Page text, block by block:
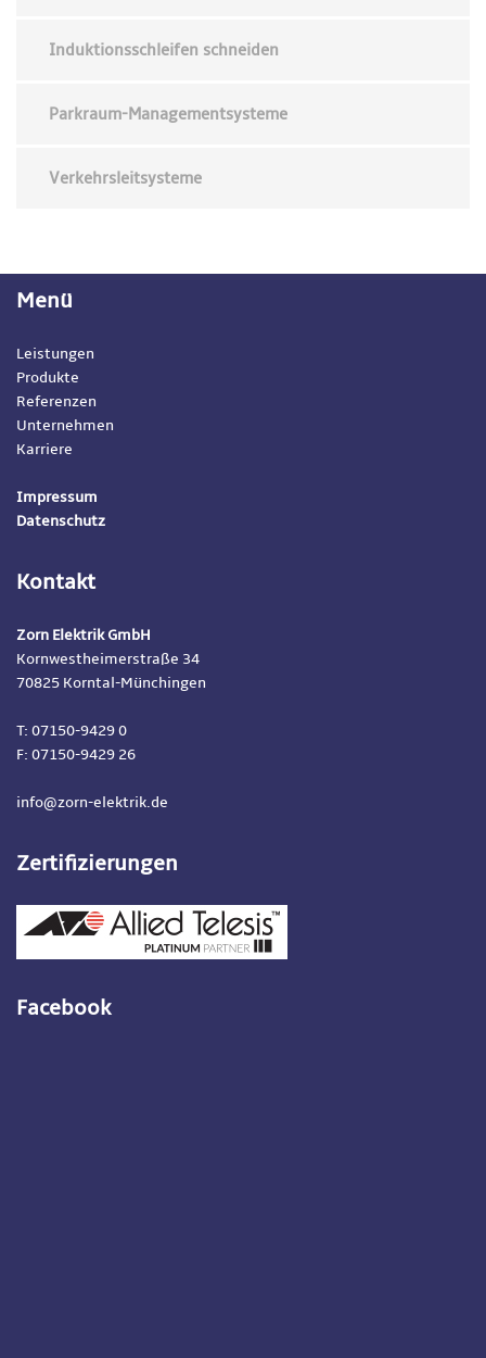
Induktionsschleifen schneiden
Parkraum-Managementsysteme
Verkehrsleitsysteme
Menü
Leistungen
Produkte
Referenzen
Unternehmen
Karriere
Impressum
Datenschutz
Kontakt
Zorn Elektrik GmbH
Kornwestheimerstraße 34
70825 Korntal-Münchingen
T: 07150-9429 0
F: 07150-9429 26
info@zorn-elektrik.de
Zertifizierungen
Facebook